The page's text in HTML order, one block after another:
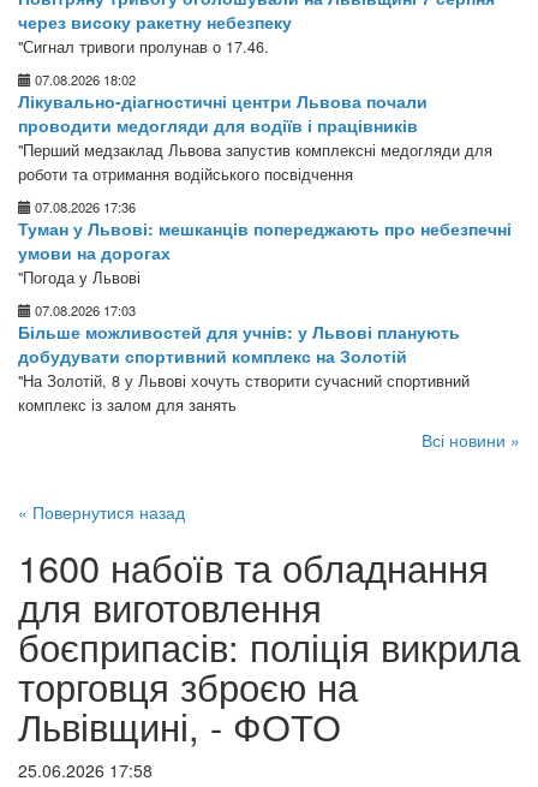
через високу ракетну небезпеку
"Сигнал тривоги пролунав о 17.46.
07.08.2026 18:02
Лікувально-діагностичні центри Львова почали
проводити медогляди для водіїв і працівників
"Перший медзаклад Львова запустив комплексні медогляди для
роботи та отримання водійського посвідчення
07.08.2026 17:36
Туман у Львові: мешканців попереджають про небезпечні
умови на дорогах
"Погода у Львові
07.08.2026 17:03
Більше можливостей для учнів: у Львові планують
добудувати спортивний комплекс на Золотій
"На Золотій, 8 у Львові хочуть створити сучасний спортивний
комплекс із залом для занять
Всі новини »
« Повернутися назад
1600 набоїв та обладнання
для виготовлення
боєприпасів: поліція викрила
торговця зброєю на
Львівщині, - ФОТО
25.06.2026 17:58